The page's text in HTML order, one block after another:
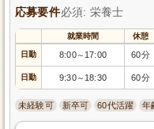
応募要件必須: 栄養士
就業時間 休憩
日勤 8:00～ 17:00 60分
日勤 9:30～ 18:30 60分
未経験可 新卒可 60代活躍 年